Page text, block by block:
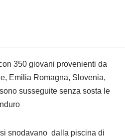
350 giovani provenienti da
Emilia Romagna, Slovenia,
susseguite senza sosta le
snodavano dalla piscina di